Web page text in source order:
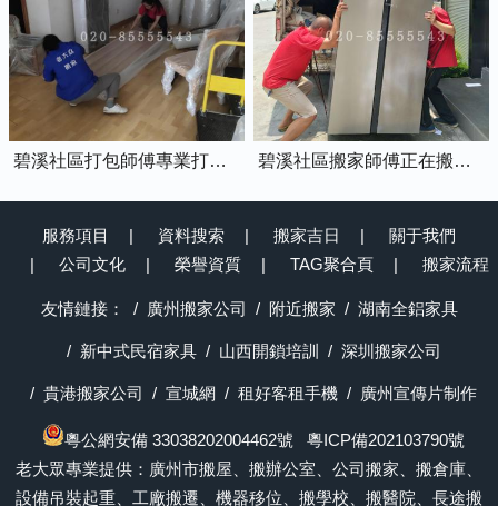
碧溪社區打包師傅專業打包家具中 碧溪社區搬家師傅正在搬運冰箱上樓
服務項目 資料搜索 搬家吉日
關于我們
公司文化
榮譽資質 TAG聚合頁 搬家流程
友情鏈接： 廣州搬家公司 附近搬家 湖南全鋁家具
新中式民宿家具 山西開鎖培訓 深圳搬家公司
貴港搬家公司 宣城網 租好客租手機 廣州宣傳片制作
粵公網安備 33038202004462號
粵ICP備202103790號
老大眾專業提供：廣州市搬屋、搬辦公室、公司搬家、搬倉庫、
設備吊裝起重、工廠搬遷、機器移位、搬學校、搬醫院、長途搬